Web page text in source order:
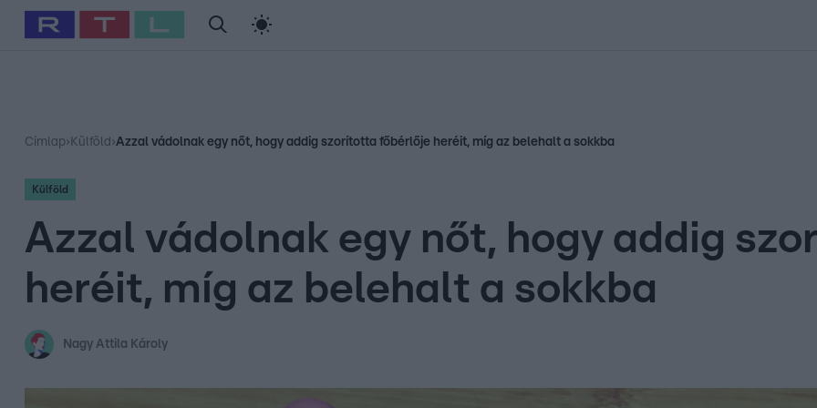
Babits Marcella Szellő István Most Wanted
Címlap› Külföld ›Azzal vádolnak egy nőt, hogy addig szorította főbérlője heréit, míg az belehalt a sokkba
Külföld
Azzal vádolnak egy nőt, hogy addig
heréit, míg az belehalt a sokkba
Nagy Attila Károly